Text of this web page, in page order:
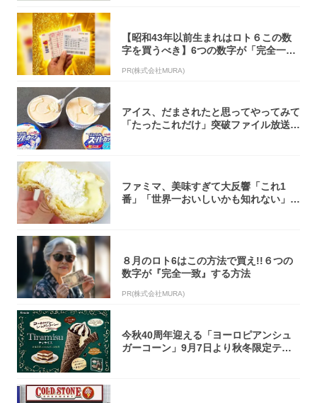
【昭和43年以前生まれはロト６この数
字を買うべき】6つの数字が「完全一
PR(株式会社MURA)
アイス、だまされたと思ってやってみて
「たったこれだけ」突破ファイル放送で
ファミマ、美味すぎて大反響「これ1
番」「世界一おいしいかも知れない」
８月のロト6はこの方法で買え!!６つの
数字が『完全一致』する方法
PR(株式会社MURA)
今秋40周年迎える「ヨーロピアンシュ
ガーコーン」9月7日より秋冬限定ティ